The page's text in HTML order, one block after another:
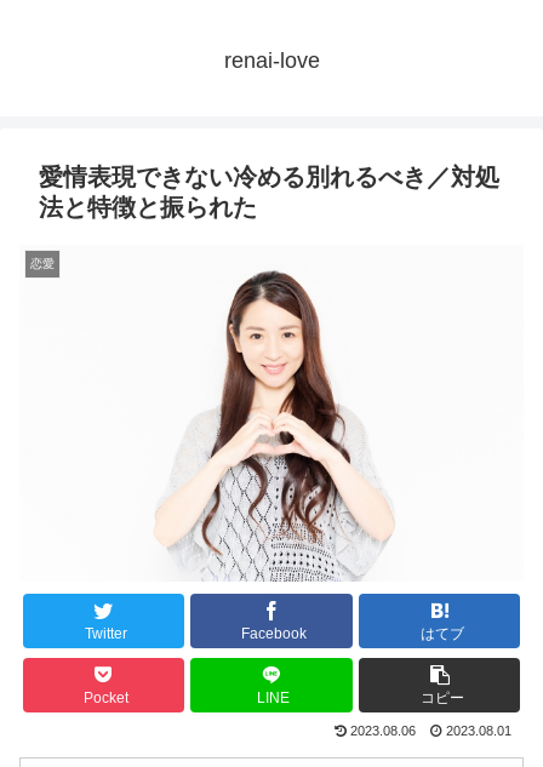
renai-love
愛情表現できない冷める別れるべき／対処
法と特徴と振られた
恋愛
Twitter Facebook はてブ
Pocket LINE コピー
2023.08.06 2023.08.01